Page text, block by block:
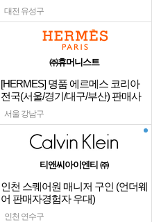
대전 유성구
㈜휴머니스트
[HERMES] 명품 에르메스 코리아
전국(서울/경기/대구/부산) 판매사
원
서울 강남구
티앤씨아이엔티 ㈜
인천 스퀘어원 매니저 구인 (언더웨
어 판매자경험자 우대)
인천 연수구